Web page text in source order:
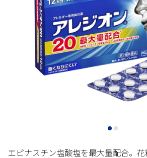
エピナスチン塩酸塩を最大量配合。花